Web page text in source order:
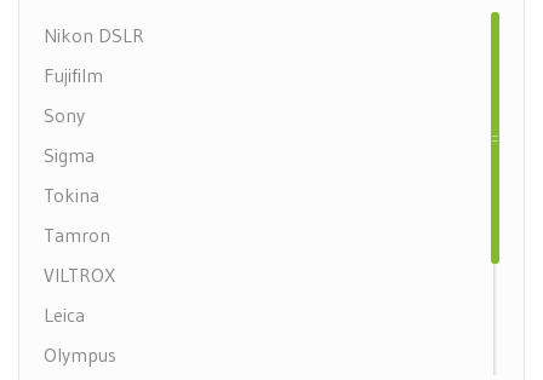
Nikon DSLR
Fujifilm
Sony
Sigma
Tokina
Tamron
VILTROX
Leica
Olympus